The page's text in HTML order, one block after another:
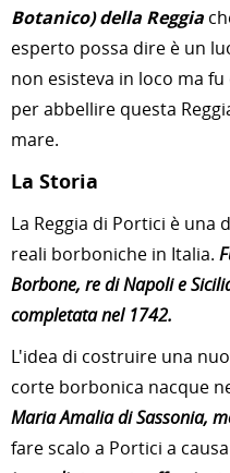
Botanico) della Reggia
esperto possa dire è un
non esisteva in loco ma
per abbellire questa
mare.
La Storia
La Reggia di Portici è
reali borboniche in Italia.
Borbone, re di Napoli e
completata nel 1742.
L'idea di costruire una
corte borbonica nacque
Maria Amalia di Sassonia,
fare scalo a Portici a